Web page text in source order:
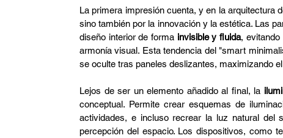
La primera impresión cuenta, y en la arquitectura
sino también por la innovación y la estética. Las
diseño interior de forma invisible y fluida, evitando
armonía visual. Esta tendencia del "smart
se oculte tras paneles deslizantes, maximizando
Lejos de ser un elemento añadido al final, la
conceptual. Permite crear esquemas de
actividades, e incluso recrear la luz natural
percepción del espacio. Los dispositivos, como